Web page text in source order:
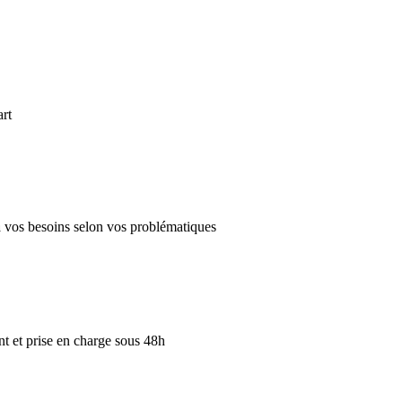
besoins selon vos problématiques
et prise en charge sous 48h